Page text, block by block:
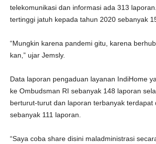
telekomunikasi dan informasi ada 313
tertinggi jatuh kepada tahun 2020 sebanyak
“Mungkin karena pandemi gitu, karena
kan,” ujar Jemsly.
Data laporan pengaduan layanan IndiHome
ke Ombudsman RI sebanyak 148 laporan
berturut-turut dan laporan terbanyak terdapat
sebanyak 111 laporan.
“Saya coba share disini maladministrasi